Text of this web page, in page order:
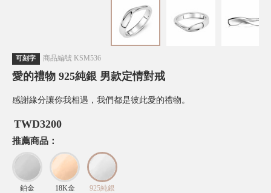
可刻字 商品編號 KSM536
愛的禮物 925純銀 男款定情對戒
感謝緣分讓你我相遇，我們都是彼此愛的禮物。
TWD3200
推薦商品：
鉑金 18K金 925純銀